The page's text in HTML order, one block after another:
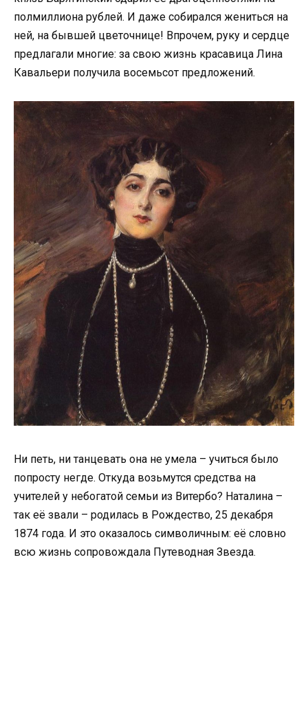
полмиллиона рублей. И даже собирался жениться на
ней, на бывшей цветочнице! Впрочем, руку и сердце
предлагали многие: за свою жизнь красавица Лина
Кавальери получила восемьсот предложений.
Ни петь, ни танцевать она не умела – учиться было
попросту негде. Откуда возьмутся средства на
учителей у небогатой семьи из Витербо? Наталина –
так её звали – родилась в Рождество, 25 декабря
1874 года. И это оказалось символичным: её словно
всю жизнь сопровождала Путеводная Звезда.